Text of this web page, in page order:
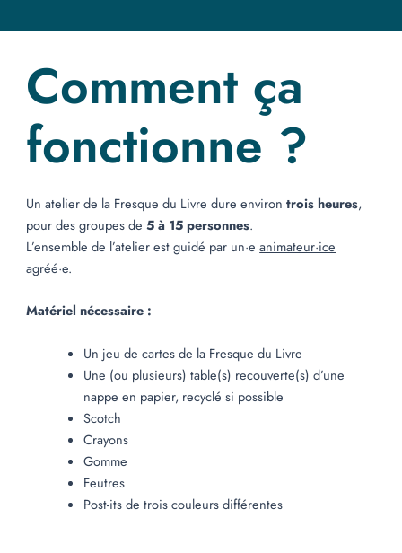
Comment ça
fonctionne ?
Un atelier de la Fresque du Livre dure environtrois heures,
pour des groupes de5 à 15 personnes.
L’ensemble de l’atelier est guidé par un·eanimateur·ice
agréé·e.
Matériel nécessaire :
Un jeu de cartes de la Fresque du Livre
Une (ou plusieurs) table(s) recouverte(s) d’une
nappe en papier, recyclé si possible
Scotch
Crayons
Gomme
Feutres
Post-its de trois couleurs différentes